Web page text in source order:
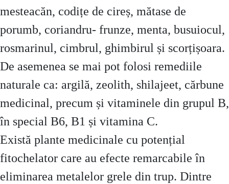
mesteacăn, codițe de cireș, mătase de
porumb, coriandru- frunze, menta, busuiocul,
rosmarinul, cimbrul, ghimbirul și scorțișoara.
De asemenea se mai pot folosi remediile
naturale ca: argilă, zeolith, shilajeet, cărbune
medicinal, precum și vitaminele din grupul B,
în special B6, B1 și vitamina C.
Există plante medicinale cu potențial
fitochelator care au efecte remarcabile în
eliminarea metalelor grele din trup. Dintre